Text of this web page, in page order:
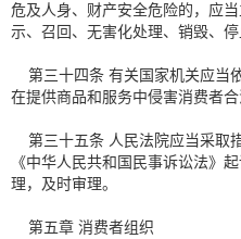
危及人身、财产安全危险的，应
示、召回、无害化处理、销毁、停
第三十四条 有关国家机关应当
在提供商品和服务中侵害消费者合
第三十五条 人民法院应当采取
《中华人民共和国民事诉讼法》
理，及时审理。
第五章 消费者组织